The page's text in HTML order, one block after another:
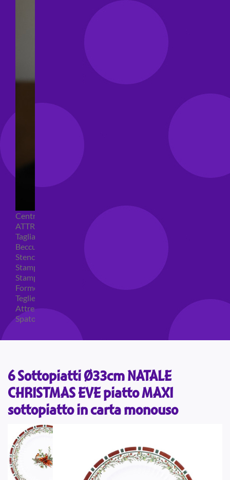
Centrini e Sacchetti Alimentari
ATTREZZI PER DOLCI
Tagliapasta
Beccucci e Sac à poche
Stencil per torte
Stampi ad espulsione
Stampi in silicone
Forme per cioccolato
Teglie per torte
Attrezzi cake design
Spatole ed accessori per decorare
6 Sottopiatti Ø33cm NATALE
CHRISTMAS EVE piatto MAXI
sottopiatto in carta monouso